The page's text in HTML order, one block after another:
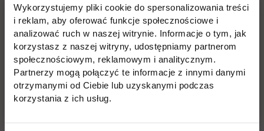
Wykorzystujemy pliki cookie do spersonalizowania treści
i reklam, aby oferować funkcje społecznościowe i
analizować ruch w naszej witrynie. Informacje o tym, jak
korzystasz z naszej witryny, udostępniamy partnerom
społecznościowym, reklamowym i analitycznym.
Partnerzy mogą połączyć te informacje z innymi danymi
otrzymanymi od Ciebie lub uzyskanymi podczas
korzystania z ich usług.
Pomiń
stopkę
Informacje w stopce
Edukacja
Licencjackie
Inżynierskie
Magisterskie
Student
Wirtualna uczelnia
Dziekanat
Biblioteka